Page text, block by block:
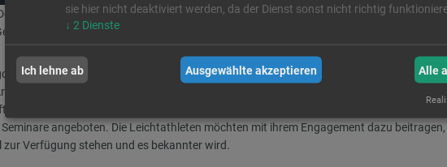
Brunner-Fördervereins), Bruno Mieslinger (Vorstandsmitglied der Dominik-
Füßl vom veranstaltenden TSV Ergoldsbach
hat sich heuer entschlossen das Projekt "pack ma's" der Dominik-Brunner-
der Stiftung für mehr Zivilcourage unterstützen. Das Projekt "pack ma's" organisiert
in Oberbayern, Niederbayern und der Oberpfalz und fördert so die Zivilcourage in der
angeboten. Die Leichtathleten möchten mit ihrem Engagement dazu
Verfügung stehen und es bekannter wird.
sie hier nicht deaktiviert werden, da der Dienst sonst nicht richtig
↓ 2 Dienste
Ich lehne ab Ausgewählte akzeptieren Alle